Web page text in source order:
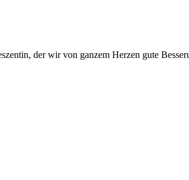
der wir von ganzem Herzen gute